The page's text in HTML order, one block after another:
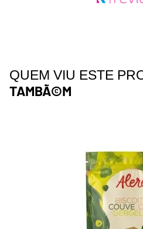
QUEM VIU ESTE
TAMBÃ©M